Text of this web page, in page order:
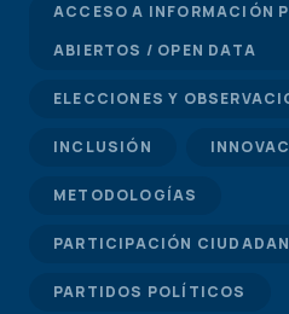
ACCESO A INFORMACIÓN
ABIERTOS / OPEN DATA
ELECCIONES Y
INCLUSIÓN
METODOLOGÍAS
PARTICIPACIÓN
PARTIDOS POLÍTICOS